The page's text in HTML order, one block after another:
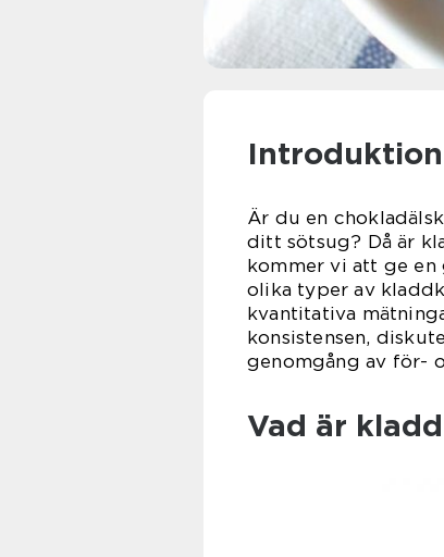
Är du en
ditt sötsug? Då är
kommer vi att ge en
olika typer av
kvantitativa
konsistensen,
genomgång av för-
Vad är